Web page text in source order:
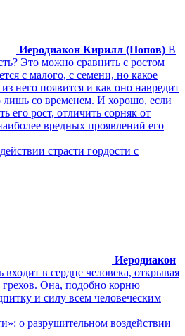
Иеродиакон Кирилл (Попов) В
Это можно сравнить с ростом
с малого, с семени, но какое
него появится и как оно навредит
лишь со временем. И хорошо, если
его рост, отличить сорняк от
вредных проявлений его
страсти гордости с
Иеродиакон
входит в сердце человека, открывая
грехов. Она, подобно корню
и силу всем человеческим
о разрушительном воздействии